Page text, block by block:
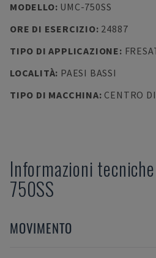
MODELLO: UMC-750SS
ORE DI ESERCIZIO: 24887
TIPO DI APPLICAZIONE:
LOCALITÀ: PAESI BASSI
TIPO DI MACCHINA: CENTRO
Informazioni tecniche
750SS
MOVIMENTO